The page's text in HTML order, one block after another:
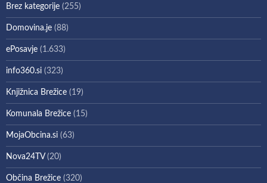
Brez kategorije (255)
Domovina.je (88)
ePosavje (1.633)
info360.si (323)
Knjižnica Brežice (19)
Komunala Brežice (15)
MojaObcina.si (63)
Nova24TV(20)
Občina Brežice (320)